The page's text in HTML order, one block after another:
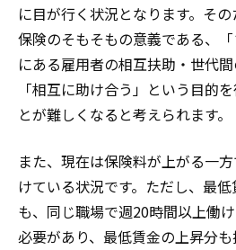
に目が行く状況となります。そ
保険のそもそもの意義である、
にある雇用者の相互扶助・世代
「相互に助け合う」という目的
とが難しくなると考えられます。
また、現在は保険料が上がる一
けている状況です。ただし、最
も、同じ職場で週20時間以上働
必要があり、最低賃金の上昇分